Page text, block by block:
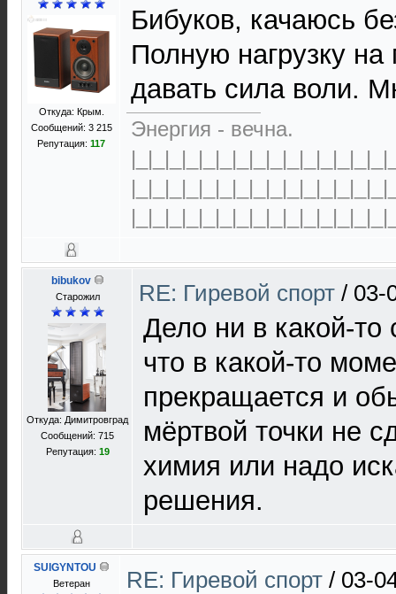
Откуда: Крым.
Сообщений: 3 215
Репутация: 117
Бибуков, качаюсь
Полную нагрузку
давать сила воли.
Энергия - вечна.
bibukov
Старожил
Откуда: Димитровград
Сообщений: 715
Репутация: 19
RE: Гиревой спорт / 03-
Дело ни в какой-
что в какой-то
прекращается и
мёртвой точки не
химия или надо
решения.
SUIGYNTOU
Ветеран RE: Гиревой спорт / 03-